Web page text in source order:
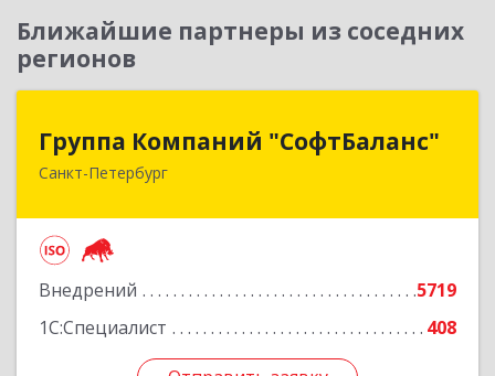
Ближайшие партнеры из соседних
регионов
Группа Компаний "СофтБаланс"
Санкт-Петербург
Внедрений
5719
1С:Специалист
408
Группа Компаний "СофтБаланс"
195112, Санкт-Петербург г, Заневский пр-кт,